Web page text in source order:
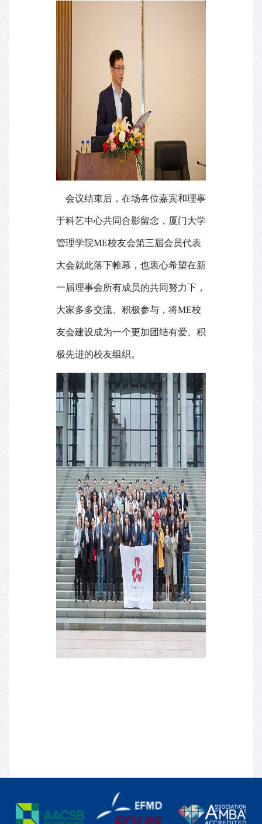
会议结束后，在场各位嘉宾和理事
于科艺中心共同合影留念，厦门大学
管理学院ME校友会第三届会员代表
大会就此落下帷幕，也衷心希望在新
一届理事会所有成员的共同努力下，
大家多多交流、积极参与，将ME校
友会建设成为一个更加团结有爱、积
极先进的校友组织。